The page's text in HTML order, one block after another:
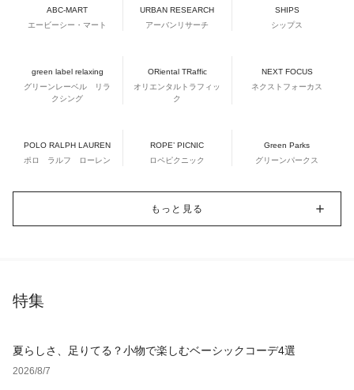
ABC-MART
エービーシー・マート
URBAN RESEARCH
アーバンリサーチ
SHIPS
シップス
green label relaxing
グリーンレーベル リラ
クシング
ORiental TRaffic
オリエンタルトラフィッ
ク
NEXT FOCUS
ネクストフォーカス
POLO RALPH LAUREN
ポロ ラルフ ローレン
ROPE’ PICNIC
ロペピクニック
Green Parks
グリーンパークス
もっと見る
特集
夏らしさ、足りてる？小物で楽しむベーシックコーデ4選
2026/8/7